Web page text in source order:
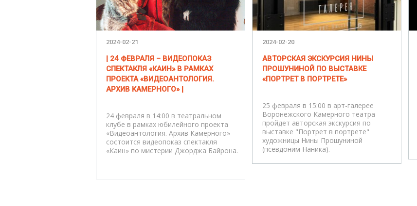
2024-02-21
| 24 ФЕВРАЛЯ – ВИДЕОПОКАЗ
СПЕКТАКЛЯ «КАИН» В РАМКАХ
ПРОЕКТА «ВИДЕОАНТОЛОГИЯ.
АРХИВ КАМЕРНОГО» |
24 февраля в 14:00 в театральном
клубе в рамках юбилейного проекта
«Видеоантология. Архив Камерного»
состоится видеопоказ спектакля
«Каин» по мистерии Джорджа Байрона.
2024-02-20
АВТОРСКАЯ ЭКСКУРСИЯ НИНЫ
ПРОШУНИНОЙ ПО ВЫСТАВКЕ
«ПОРТРЕТ В ПОРТРЕТЕ»
25 февраля в 15:00 в арт-галерее
Воронежского Камерного театра
пройдет авторская экскурсия по
выставке "Портрет в портрете"
художницы Нины Прошуниной
(псевдоним Наника).